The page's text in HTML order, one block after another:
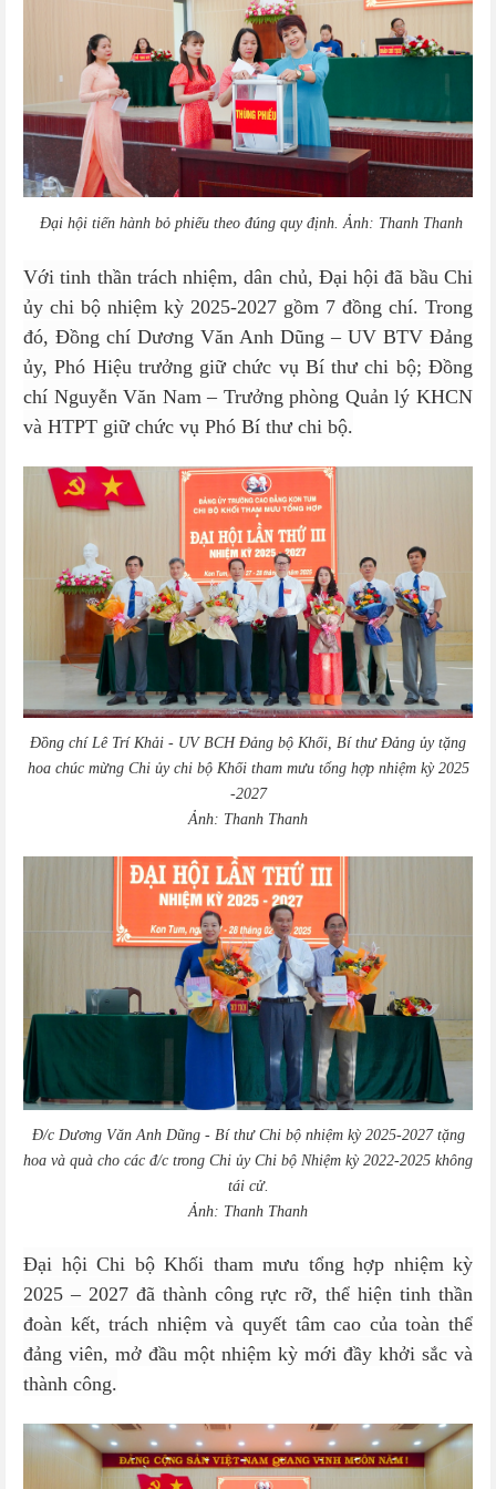
Đại hội tiến hành bỏ phiếu theo đúng quy định. Ảnh: Thanh Thanh
Với tinh thần trách nhiệm, dân chủ, Đại hội đã bầu Chi
ủy chi bộ nhiệm kỳ 2025-2027 gồm 7 đồng chí. Trong
đó, Đồng chí Dương Văn Anh Dũng – UV BTV Đảng
ủy, Phó Hiệu trưởng giữ chức vụ Bí thư chi bộ; Đồng
chí Nguyễn Văn Nam – Trưởng phòng Quản lý KHCN
và HTPT giữ chức vụ Phó Bí thư chi bộ.
Đồng chí Lê Trí Khải - UV BCH Đảng bộ Khối, Bí thư Đảng ủy tặng
hoa chúc mừngChi ủy chi bộ Khối tham mưu tổng hợp nhiệm kỳ 2025
-2027
Ảnh: Thanh Thanh
Đ/c Dương Văn Anh Dũng - Bí thư Chi bộ nhiệm kỳ 2025-2027 tặng
hoa và quà cho các đ/c trong Chi ủy Chi bộ Nhiệm kỳ 2022-2025 không
tái cử.
Ảnh: Thanh Thanh
Đại hội Chi bộ Khối tham mưu tổng hợp nhiệm kỳ
2025 – 2027 đã thành công rực rỡ, thể hiện tinh thần
đoàn kết, trách nhiệm và quyết tâm cao của toàn thể
đảng viên, mở đầu một nhiệm kỳ mới đầy khởi sắc và
thành công.